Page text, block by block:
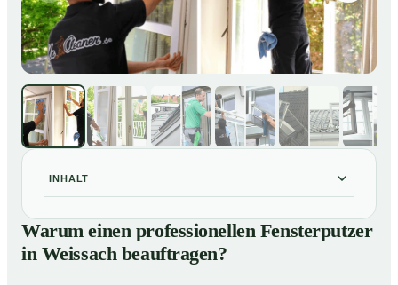
INHALT
Warum einen professionellen Fensterputzer in
Weissach beauftragen?
Darum lohnt sich ein Fensterputzer in Weissach
Warum einen professionellen Fensterputzer
in Weissach beauftragen?